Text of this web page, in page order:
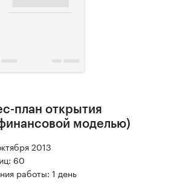
план открытия
моделью)
2013
60
работы: 1 день